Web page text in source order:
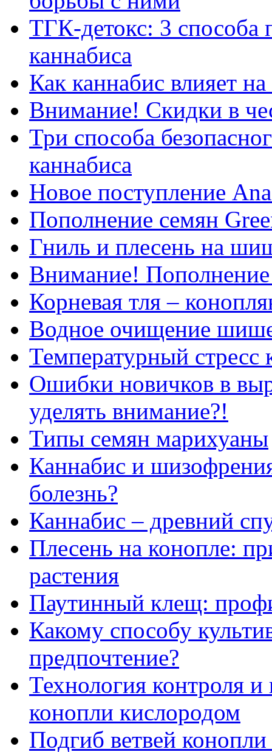
ТГК-детокс: 3 способа
каннабиса
Как каннабис влияет
Внимание! Скидки в
Три способа
каннабиса
Новое поступление
Пополнение семян
Гниль и плесень на
Внимание! Пополнение
Корневая тля –
Водное очищение
Температурный стресс
Ошибки новичков в
уделять внимание?!
Типы семян марихуаны
Каннабис и
болезнь?
Каннабис – древний
Плесень на конопле:
растения
Паутинный клещ:
Какому способу
предпочтение?
Технология контроля
конопли кислородом
Подгиб ветвей